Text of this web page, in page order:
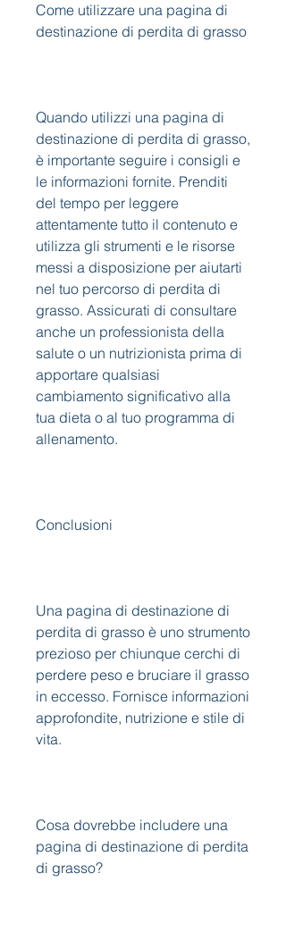
Come utilizzare una pagina di
destinazione di perdita di grasso
Quando utilizzi una pagina di
destinazione di perdita di grasso,
è importante seguire i consigli e
le informazioni fornite. Prenditi
del tempo per leggere
attentamente tutto il contenuto e
utilizza gli strumenti e le risorse
messi a disposizione per aiutarti
nel tuo percorso di perdita di
grasso. Assicurati di consultare
anche un professionista della
salute o un nutrizionista prima di
apportare qualsiasi
cambiamento significativo alla
tua dieta o al tuo programma di
allenamento.
Conclusioni
Una pagina di destinazione di
perdita di grasso è uno strumento
prezioso per chiunque cerchi di
perdere peso e bruciare il grasso
in eccesso. Fornisce informazioni
approfondite, nutrizione e stile di
vita.
Cosa dovrebbe includere una
pagina di destinazione di perdita
di grasso?